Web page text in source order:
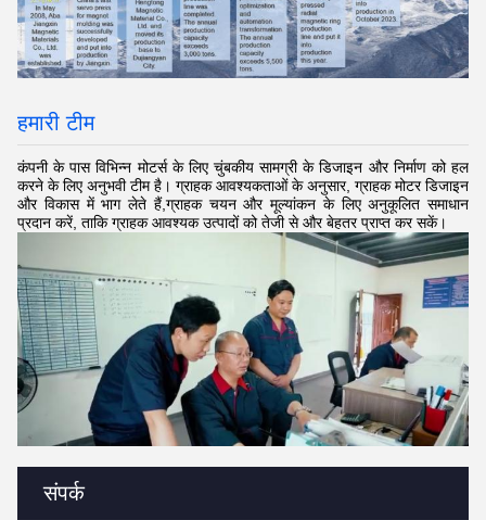
संपर्क
हमारी टीम
कंपनी के पास विभिन्न मोटर्स के लिए चुंबकीय सामग्री के डिजाइन और निर्माण को हल
करने के लिए अनुभवी टीम है। ग्राहक आवश्यकताओं के अनुसार, ग्राहक मोटर डिजाइन
और विकास में भाग लेते हैं,ग्राहक चयन और मूल्यांकन के लिए अनुकूलित समाधान
प्रदान करें, ताकि ग्राहक आवश्यक उत्पादों को तेजी से और बेहतर प्राप्त कर सकें।